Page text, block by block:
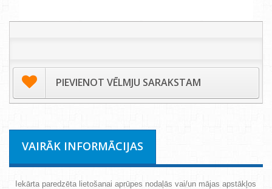
PIEVIENOT VĒLMJU SARAKSTAM
VAIRĀK INFORMĀCIJAS
Iekārta paredzēta lietošanai aprūpes nodaļās vai/un mājas apstākļos